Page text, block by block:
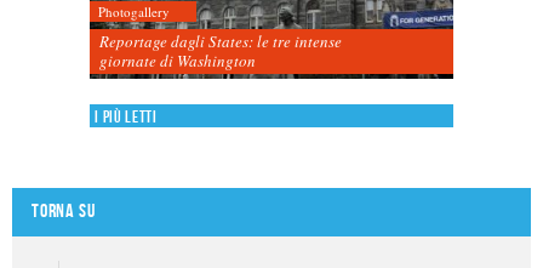
Photogallery
Reportage dagli States: le tre intense
giornate di Washington
I più letti
Torna su